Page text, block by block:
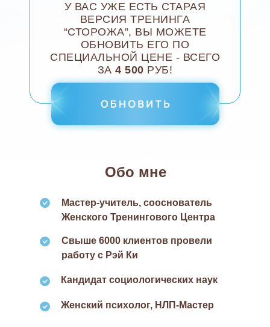
У ВАС УЖЕ ЕСТЬ СТАРАЯ
ВЕРСИЯ ТРЕНИНГА
“СТОРОЖА”, ВЫ МОЖЕТЕ
ОБНОВИТЬ ЕГО ПО
СПЕЦИАЛЬНОЙ ЦЕНЕ - ВСЕГО
ЗА4 500 РУБ!
Обо мне
Мастер-учитель, сооснователь
Женского Тренингового Центра
Свыше 6000 клиентов провели
работу с Рэй Ки
Кандидат социологических наук
Женский психолог, НЛП-Мастер